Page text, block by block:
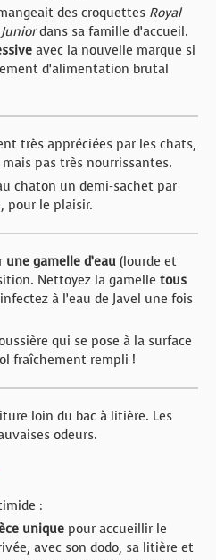
des croquettes Royal
dans sa famille d’accueil.
avec la nouvelle marque si
d’alimentation brutal
très appréciées par les chats,
pas très nourrissantes.
chaton un demi-sachet par
pour le plaisir.
une gamelle d’eau (lourde et
Nettoyez la gamelle tous
à l’eau de Javel une fois
qui se pose à la surface
fraîchement rempli !
loin du bac à litière. Les
odeurs.
:
unique pour accueillir le
avec son dodo, sa litière et